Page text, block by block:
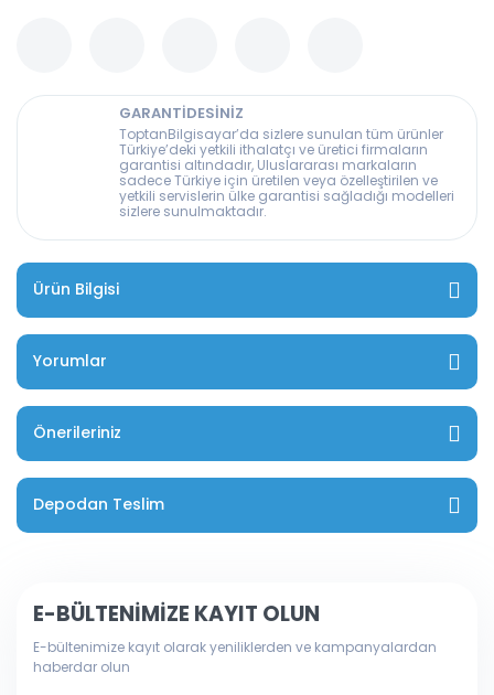
GARANTİDESİNİZ
ToptanBilgisayar’da sizlere sunulan tüm ürünler
Türkiye’deki yetkili ithalatçı ve üretici firmaların
garantisi altındadır, Uluslararası markaların
sadece Türkiye için üretilen veya özelleştirilen ve
yetkili servislerin ülke garantisi sağladığı modelleri
sizlere sunulmaktadır.
Ürün Bilgisi
Yorumlar
Önerileriniz
Depodan Teslim
E-BÜLTENİMİZE KAYIT OLUN
E-bültenimize kayıt olarak yeniliklerden ve kampanyalardan
haberdar olun